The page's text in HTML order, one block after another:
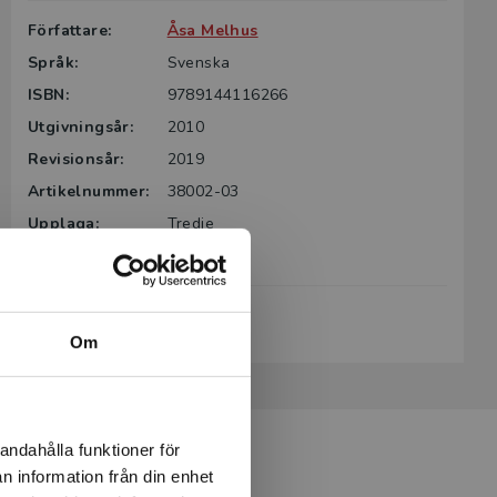
Om
funktioner för
information från din enhet
Författare:
Åsa Melhus
Språk:
Svenska
ISBN:
9789144116266
Utgivningsår:
2010
Revisionsår:
2019
Artikelnummer:
38002-03
Upplaga:
Tredje
496
Köp- och leveransvillkor